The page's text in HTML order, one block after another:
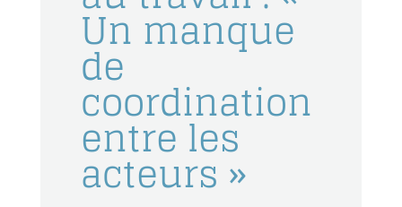
Un manque
de
coordination
entre les
acteurs »